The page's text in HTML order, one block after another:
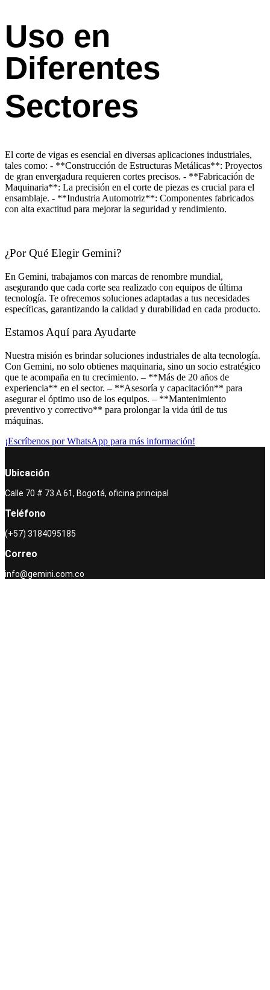
Uso en
Diferentes
Sectores
El corte de vigas es esencial en diversas aplicaciones industriales,
tales como: - **Construcción de Estructuras Metálicas**: Proyectos
de gran envergadura requieren cortes precisos. - **Fabricación de
Maquinaria**: La precisión en el corte de piezas es crucial para el
ensamblaje. - **Industria Automotriz**: Componentes fabricados
con alta exactitud para mejorar la seguridad y rendimiento.
¿Por Qué Elegir Gemini?
En Gemini, trabajamos con marcas de renombre mundial,
asegurando que cada corte sea realizado con equipos de última
tecnología. Te ofrecemos soluciones adaptadas a tus necesidades
específicas, garantizando la calidad y durabilidad en cada producto.
Estamos Aquí para Ayudarte
Nuestra misión es brindar soluciones industriales de alta tecnología.
Con Gemini, no solo obtienes maquinaria, sino un socio estratégico
que te acompaña en tu crecimiento. – **Más de 20 años de
experiencia** en el sector. – **Asesoría y capacitación** para
asegurar el óptimo uso de los equipos. – **Mantenimiento
preventivo y correctivo** para prolongar la vida útil de tus
máquinas.
¡Escríbenos por WhatsApp para más información!
Ubicación
Calle 70 # 73 A 61, Bogotá, oficina principal
Teléfono
(+57) 3184095185
Correo
info@gemini.com.co